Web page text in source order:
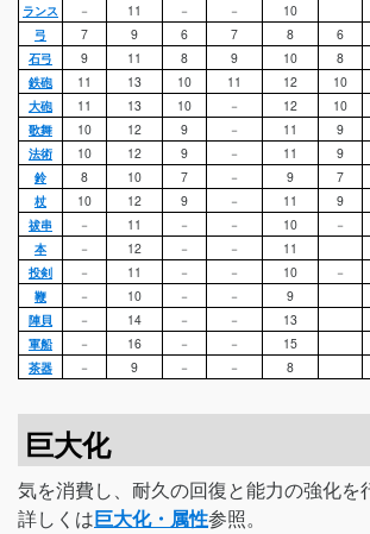
ランス
－ 11 － －
10
弓
7 9 6 7 8 6
石弓
9 11 8 9 10 8
鉄砲
11 13 10 11 12 10
大砲
11 13 10 － 12 10
歌舞
10 12 9 － 11 9
法術
10 12 9 － 11 9
鈴
8 10 7 － 9 7
杖
10 12 9 － 11 9
祓串
－ 11 － － 10 －
本
－ 12 － －
11
投剣
－ 11 － － 10 －
鞭
－ 10 － －
9
陣貝
－ 14 － －
13
軍船
－ 16 － －
15
茶器
－ 9 － － 8
巨大化
気を消費し、耐久の回復と能力の強化を
詳しくは巨大化・属性参照。